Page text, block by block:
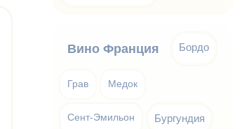
Вино Франция Бордо
Грав Медок
Сент-Эмильон Бургундия